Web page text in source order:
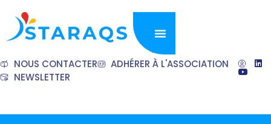
NOUS CONTACTER
ADHÉRER À L'ASSOCIATION
NEWSLETTER